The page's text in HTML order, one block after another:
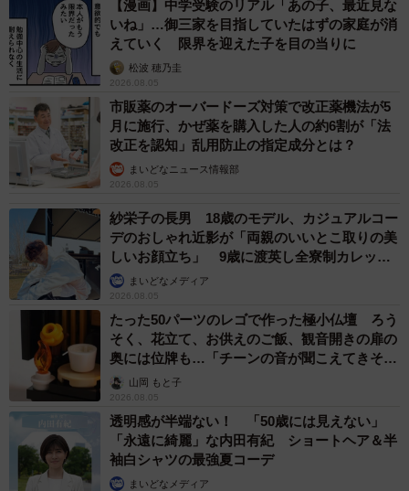
【漫画】中学受験のリアル「あの子、最近見な
いね」…御三家を目指していたはずの家庭が消
えていく 限界を迎えた子を目の当りに
松波 穂乃圭
2026.08.05
市販薬のオーバードーズ対策で改正薬機法が5
月に施行、かぜ薬を購入した人の約6割が「法
改正を認知」乱用防止の指定成分とは？
まいどなニュース情報部
2026.08.05
紗栄子の長男 18歳のモデル、カジュアルコー
デのおしゃれ近影が「両親のいいとこ取りの美
しいお顔立ち」 9歳に渡英し全寮制カレッジ
で学ぶまいどなメディア
2026.08.05
たった50パーツのレゴで作った極小仏壇 ろう
そく、花立て、お供えのご飯、観音開きの扉の
奥には位牌も…「チーンの音が聞こえてきそ
う」山岡 もと子
2026.08.05
透明感が半端ない！ 「50歳には見えない」
「永遠に綺麗」な内田有紀 ショートヘア＆半
袖白シャツの最強夏コーデ
まいどなメディア